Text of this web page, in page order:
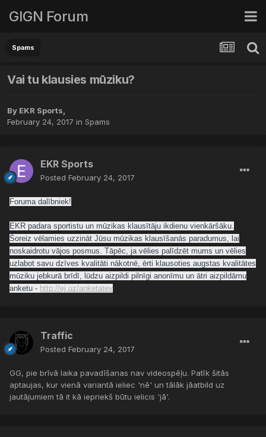
GIGN Forum
Spams
Vai tu klausies mūziku?
By EKR Sports,
February 24, 2017 in Spams
EKR Sports
Posted February 24, 2017
Foruma dalībniek!
EKR padara sportistu un mūzikas klausītāju ikdienu vienkāršāku.
Šoreiz vēlamies uzzināt Jūsu mūzikas klausīšanās paradumus, lai
noskaidrotu vājos posmus. Tāpēc, ja vēlies palīdzēt mums un vēlies
uzlabot savu dzīves kvalitāti nākotnē, ērti klausoties augstas kvalitātes
mūziku jebkurā brīdī, lūdzu aizpildi pilnīgi anonīmu un ātri aizpildāmu
anketu - http://ej.uz/anketatev
Traffic
Posted February 24, 2017
GG, pie brīvā laika pavadīšanas nav videospēļu. Patīk šitās
aptaujas, kur vienā variantā ieliec 'nē' un tālāk jāatbild uz
jautājumiem tā it kā iepriekš būtu ielicis 'jā'.